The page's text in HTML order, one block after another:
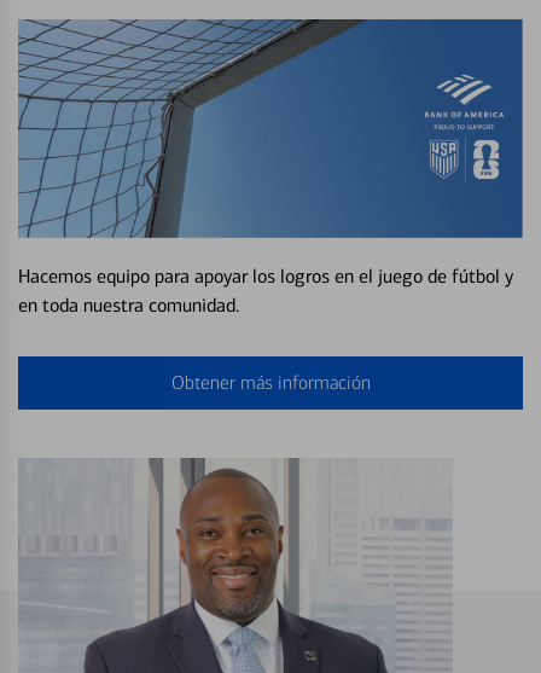
Hacemos equipo para apoyar los logros en el juego de fútbol y
en toda nuestra comunidad.
Obtener más información